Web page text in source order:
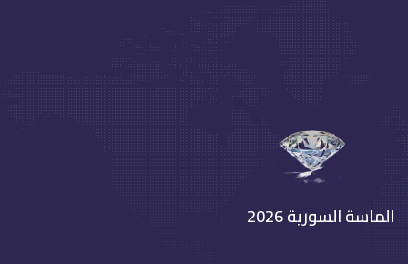
الماسة السورية 2026